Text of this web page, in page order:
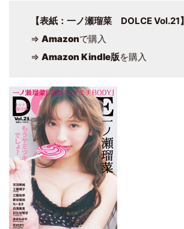
【表紙：一ノ瀬瑠菜 DOLCE Vol.21】
⇒ Amazonで購入
⇒ Amazon Kindle版を購入